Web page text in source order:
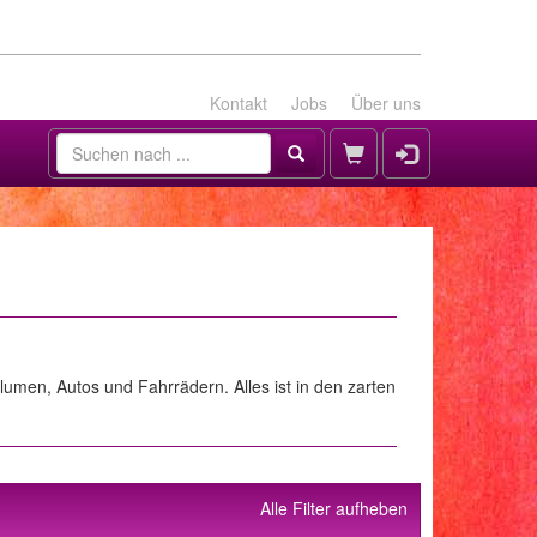
Kontakt Jobs Über uns
Autos und Fahrrädern. Alles ist in den zarten
Alle Filter aufheben